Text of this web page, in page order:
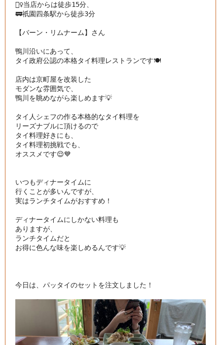
🚶‍♀️当店からは徒歩15分、
🚃祇園四条駅から徒歩3分
【バーン・リムナーム】さん
鴨川沿いにあって、
タイ政府公認の本格タイ料理レストランです🍽
店内は京町屋を改装した
モダンな雰囲気で、
鴨川を眺めながら楽しめます💡
タイ人シェフの作る本格的なタイ料理を
リーズナブルに頂けるので
タイ料理好きにも、
タイ料理初挑戦でも、
オススメです😌💙
いつもディナータイムに
行くことが多いんですが、
実はランチタイムがおすすめ！
ディナータイムにしかない料理も
ありますが、
ランチタイムだと
お得に色んな味を楽しめるんです💡
今日は、パッタイのセットを注文しました！